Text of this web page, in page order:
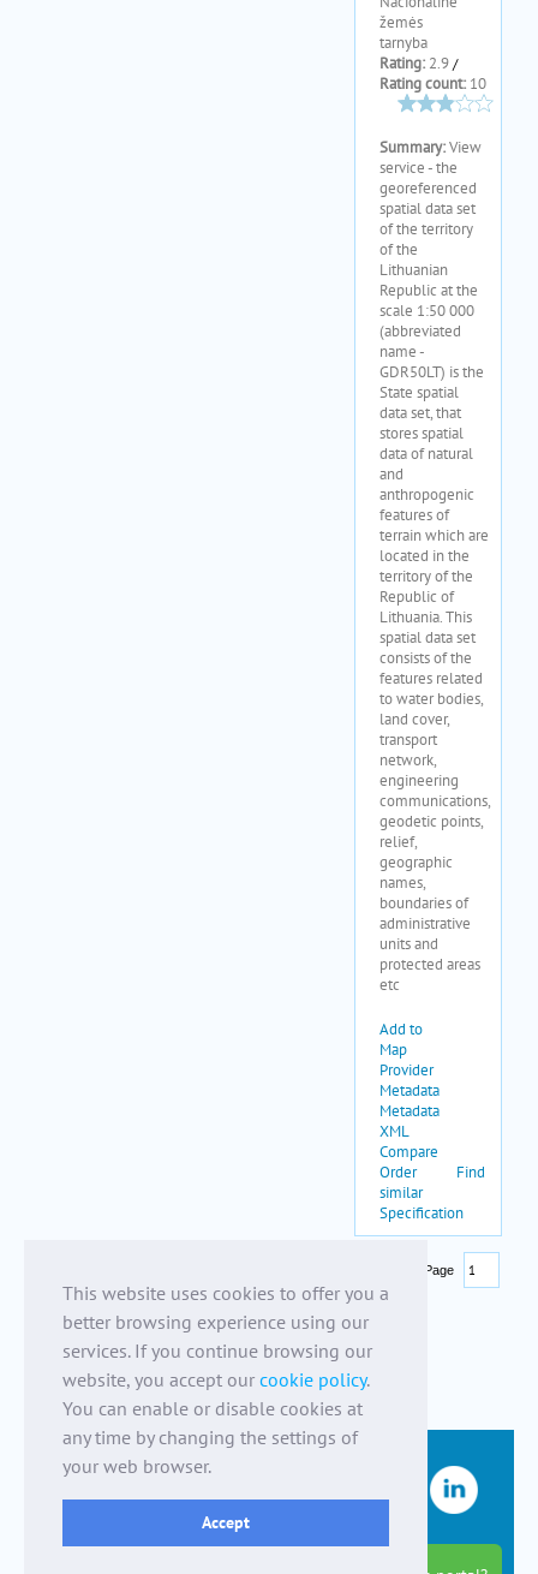
This website uses cookies to offer you a
better browsing experience using our
services. If you continue browsing our
website, you accept our cookie policy.
You can enable or disable cookies at
any time by changing the settings of
your web browser.
Accept